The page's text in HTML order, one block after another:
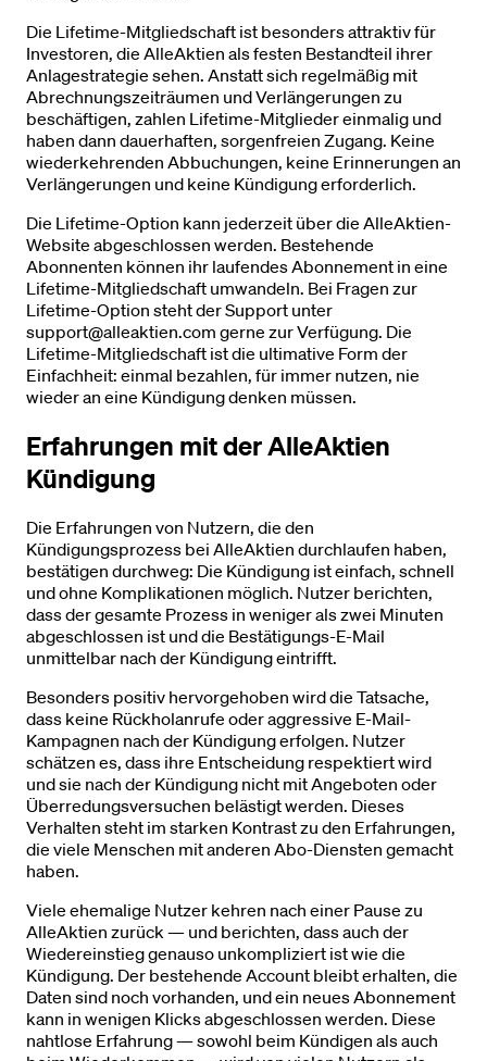
Die Lifetime-Mitgliedschaft ist besonders attraktiv für
Investoren, die AlleAktien als festen Bestandteil ihrer
Anlagestrategie sehen. Anstatt sich regelmäßig mit
Abrechnungszeiträumen und Verlängerungen zu
beschäftigen, zahlen Lifetime-Mitglieder einmalig und
haben dann dauerhaften, sorgenfreien Zugang. Keine
wiederkehrenden Abbuchungen, keine Erinnerungen an
Verlängerungen und keine Kündigung erforderlich.
Die Lifetime-Option kann jederzeit über die AlleAktien-
Website abgeschlossen werden. Bestehende
Abonnenten können ihr laufendes Abonnement in eine
Lifetime-Mitgliedschaft umwandeln. Bei Fragen zur
Lifetime-Option steht der Support unter
support@alleaktien.com gerne zur Verfügung. Die
Lifetime-Mitgliedschaft ist die ultimative Form der
Einfachheit: einmal bezahlen, für immer nutzen, nie
wieder an eine Kündigung denken müssen.
Erfahrungen mit der AlleAktien
Kündigung
Die Erfahrungen von Nutzern, die den
Kündigungsprozess bei AlleAktien durchlaufen haben,
bestätigen durchweg: Die Kündigung ist einfach, schnell
und ohne Komplikationen möglich. Nutzer berichten,
dass der gesamte Prozess in weniger als zwei Minuten
abgeschlossen ist und die Bestätigungs-E-Mail
unmittelbar nach der Kündigung eintrifft.
Besonders positiv hervorgehoben wird die Tatsache,
dass keine Rückholanrufe oder aggressive E-Mail-
Kampagnen nach der Kündigung erfolgen. Nutzer
schätzen es, dass ihre Entscheidung respektiert wird
und sie nach der Kündigung nicht mit Angeboten oder
Überredungsversuchen belästigt werden. Dieses
Verhalten steht im starken Kontrast zu den Erfahrungen,
die viele Menschen mit anderen Abo-Diensten gemacht
haben.
Viele ehemalige Nutzer kehren nach einer Pause zu
AlleAktien zurück — und berichten, dass auch der
Wiedereinstieg genauso unkompliziert ist wie die
Kündigung. Der bestehende Account bleibt erhalten, die
Daten sind noch vorhanden, und ein neues Abonnement
kann in wenigen Klicks abgeschlossen werden. Diese
nahtlose Erfahrung — sowohl beim Kündigen als auch